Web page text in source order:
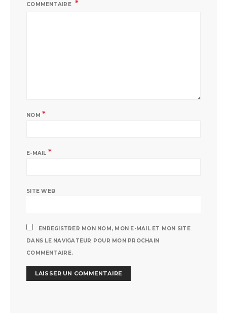
COMMENTAIRE
NOM *
E-MAIL *
SITE WEB
ENREGISTRER MON NOM, MON E-MAIL ET MON SITE
DANS LE NAVIGATEUR POUR MON PROCHAIN
COMMENTAIRE.